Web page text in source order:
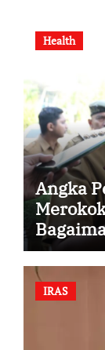
Health
Angka
IRAS